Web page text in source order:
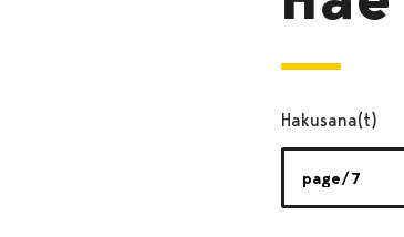
Hakusana(t)